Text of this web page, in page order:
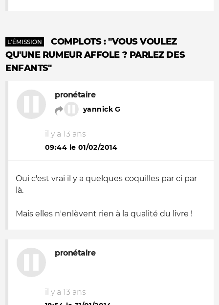
L'ÉMISSION
COMPLOTS : "VOUS VOULEZ
QU'UNE RUMEUR AFFOLE ? PARLEZ DES
ENFANTS"
pronétaire
yannick G
il y a 13 ans
09:44 le 01/02/2014
Oui c'est vrai il y a quelques coquilles par ci par
là.
Mais elles n'enlèvent rien à la qualité du livre !
pronétaire
il y a 13 ans